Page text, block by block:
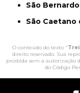
São
São
O conteúdo do texto "
direito reservado. Sua
proibida sem a autorização
do Código